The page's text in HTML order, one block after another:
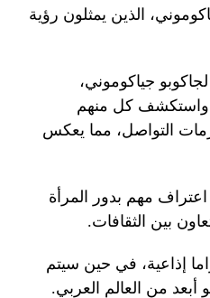
الذين يمثلون رؤية
جياكوموني،
واستكشف كل منهم
التواصل، مما يعكس
مهم بدور المرأة
بين الثقافات.
إذاعية، في حين سيتم
من العالم العربي.